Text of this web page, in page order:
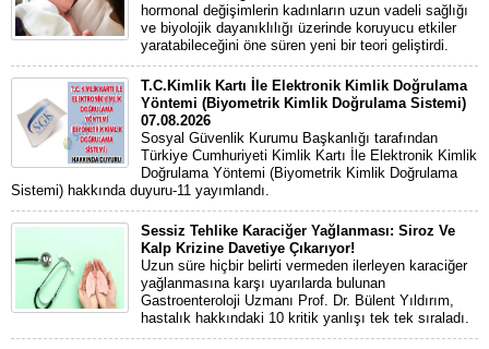
hormonal değişimlerin kadınların uzun vadeli sağlığı
ve biyolojik dayanıklılığı üzerinde koruyucu etkiler
yaratabileceğini öne süren yeni bir teori geliştirdi.
T.C.Kimlik Kartı İle Elektronik Kimlik Doğrulama
Yöntemi (Biyometrik Kimlik Doğrulama Sistemi)
07.08.2026
Sosyal Güvenlik Kurumu Başkanlığı tarafından
Türkiye Cumhuriyeti Kimlik Kartı İle Elektronik Kimlik
Doğrulama Yöntemi (Biyometrik Kimlik Doğrulama
Sistemi) hakkında duyuru-11 yayımlandı.
Sessiz Tehlike Karaciğer Yağlanması: Siroz Ve
Kalp Krizine Davetiye Çıkarıyor!
Uzun süre hiçbir belirti vermeden ilerleyen karaciğer
yağlanmasına karşı uyarılarda bulunan
Gastroenteroloji Uzmanı Prof. Dr. Bülent Yıldırım,
hastalık hakkındaki 10 kritik yanlışı tek tek sıraladı.